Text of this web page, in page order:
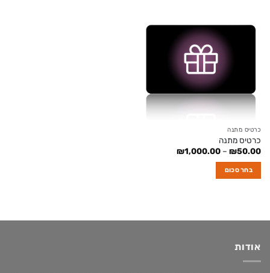
כרטיס מתנה
כרטיס מתנה
₪50.00
–
₪1,000.00
טווח
בחר סכום
מספר
ניתן
לבחור
אודות